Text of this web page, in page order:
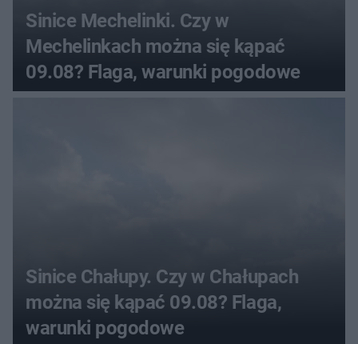
Sinice Mechelinki. Czy w
Mechelinkach można się kąpać
09.08? Flaga, warunki pogodowe
Sinice Chałupy. Czy w Chałupach
można się kąpać 09.08? Flaga,
warunki pogodowe